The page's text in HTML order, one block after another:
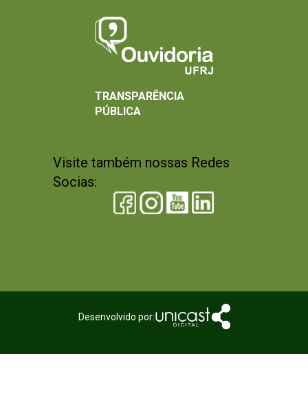
Visite também nossas Redes
Socias:
TRANSPARÊNCIA
PÚBLICA
Desenvolvido por: